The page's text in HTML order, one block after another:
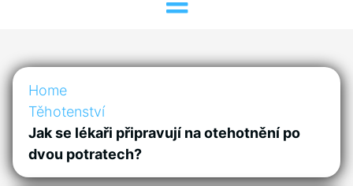
Home
Těhotenství
Jak se lékaři připravují na otehotnění po
dvou potratech?